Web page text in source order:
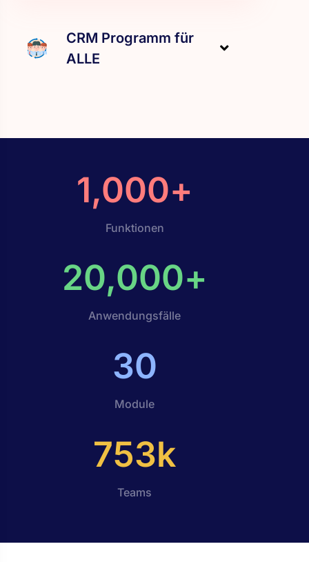
CRM Programm für
ALLE
Funktionen
1,000+
Anwendungsfälle
20,000+
Module
30
Teams
753k